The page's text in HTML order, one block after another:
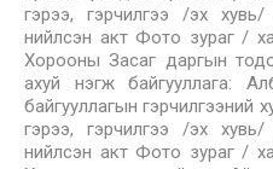
гэрээ, гэрчилгээ /эх
нийлсэн акт Фото зураг /
Хорооны Засаг даргын
ахуй нэгж байгууллага:
байгууллагын гэрчилгээний
гэрээ, гэрчилгээ /эх
нийлсэн акт Фото зураг /